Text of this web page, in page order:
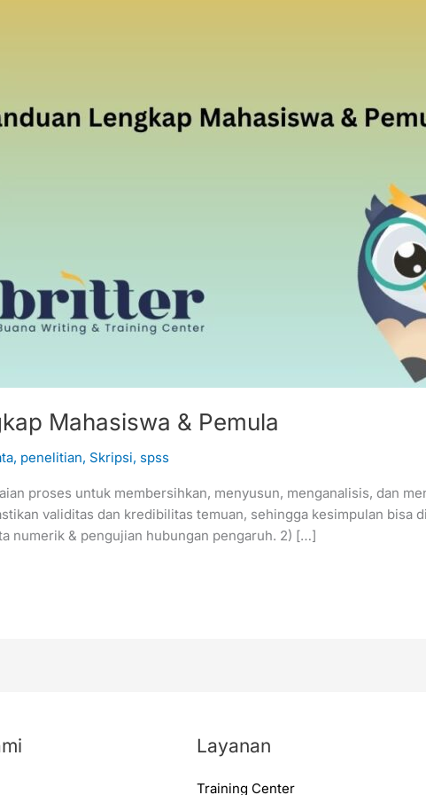
Mahasiswa & Pemula
, penelitian, Skripsi, spss
proses untuk membersihkan, menyusun, menganalisis, dan
validitas dan kredibilitas temuan, sehingga kesimpulan bisa
numerik & pengujian hubungan pengaruh. 2) […]
Layanan
Training Center